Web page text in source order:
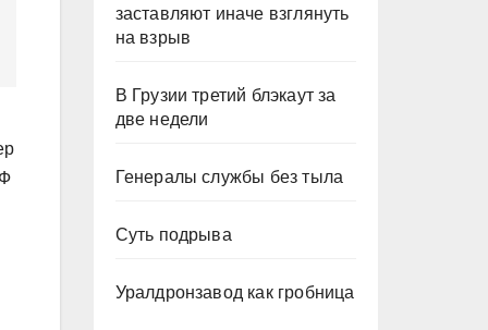
заставляют иначе взглянуть
на взрыв
В Грузии третий блэкаут за
две недели
Генералы службы без тыла
Суть подрыва
Уралдронзавод как гробница